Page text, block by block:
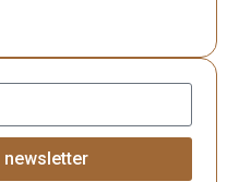
newsletter